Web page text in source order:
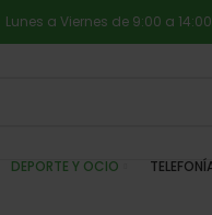
Lunes a Viernes de 9:00 a
DEPORTE Y OCIO